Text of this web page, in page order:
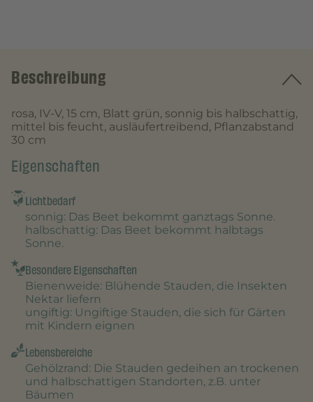
Beschreibung
rosa, IV-V, 15 cm, Blatt grün, sonnig bis halbschattig,
mittel bis feucht, ausläufertreibend, Pflanzabstand
30 cm
Eigenschaften
Lichtbedarf
sonnig: Das Beet bekommt ganztags Sonne.
halbschattig: Das Beet bekommt halbtags
Sonne.
Besondere Eigenschaften
Bienenweide: Blühende Stauden, die Insekten
Nektar liefern
ungiftig: Ungiftige Stauden, die sich für Gärten
mit Kindern eignen
Lebensbereiche
Gehölzrand: Die Stauden gedeihen an trockenen
und halbschattigen Standorten, z.B. unter
Bäumen